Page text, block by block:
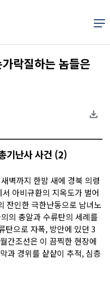
락질하는 놈들은
기난사 사건 (2)
벽까지 한밤 새에 경북 의령
아비규환의 지옥도가 벌어
잔인한 극한난동으로 남녀노
의 총알과 수류탄의 세례를
탄으로 자폭, 방안에 있던 3
간조선은 이 끔찍한 현장에
과 경위를 샅샅이 추적, 심층